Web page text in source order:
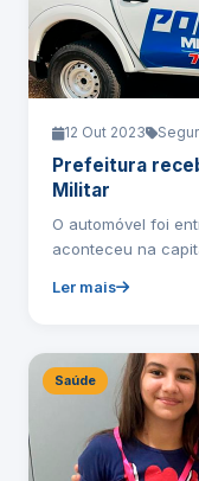
12 Out 2023
Prefeitura
Militar
O automóvel foi
aconteceu na
Ler mais
Saúde